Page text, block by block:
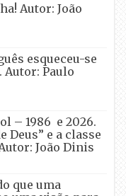
Autor: João
esqueceu-se
Paulo
– 1986 e 2026.
Deus” e a classe
João Dinis
que uma